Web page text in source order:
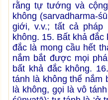
rằng tự tướng và
không (sarvadharma-
giới, v.v.; tất cả pháp
không. 15. Bất khả
đắc là mong cầu hết
nắm bắt được mọi
bất khả đắc không.
tánh là không thể nắm
là không, gọi là vô